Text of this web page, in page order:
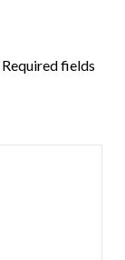
Required fields